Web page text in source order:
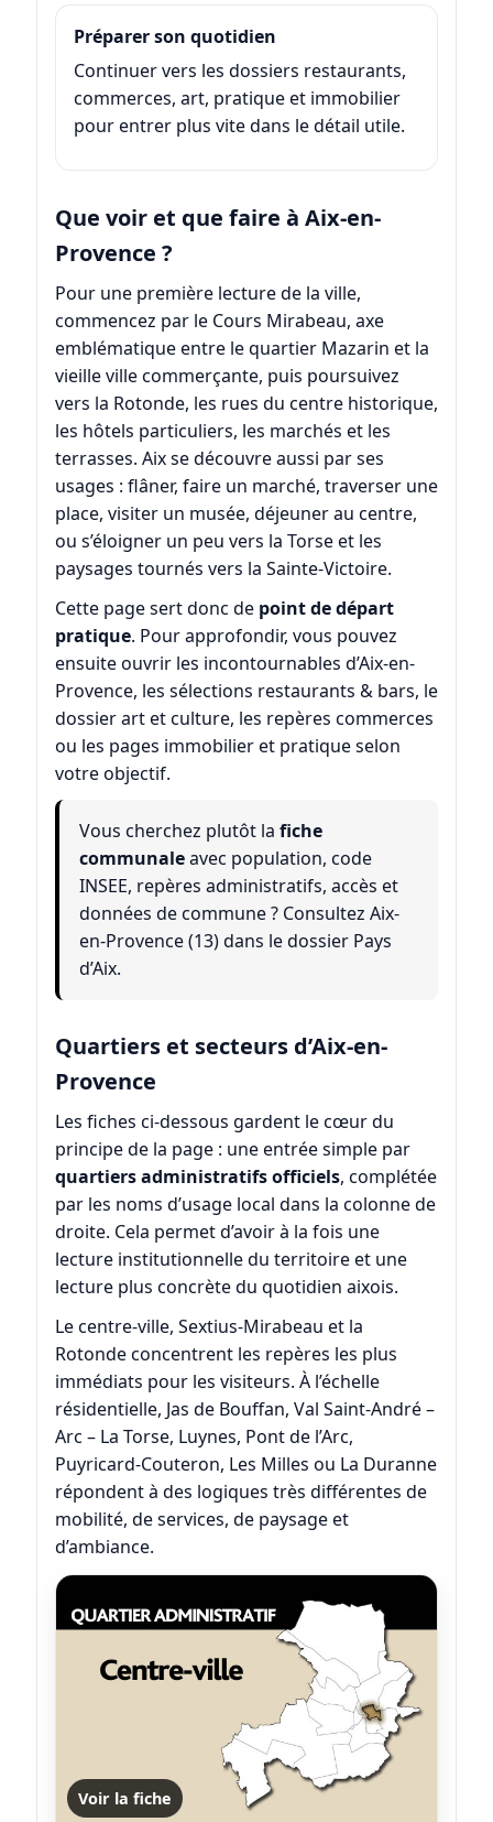
Préparer son quotidien
Continuer vers les dossiers restaurants,
commerces, art, pratique et immobilier
pour entrer plus vite dans le détail utile.
Que voir et que faire à Aix-en-
Provence ?
Pour une première lecture de la ville,
commencez par le Cours Mirabeau, axe
emblématique entre le quartier Mazarin et la
vieille ville commerçante, puis poursuivez
vers la Rotonde, les rues du centre historique,
les hôtels particuliers, les marchés et les
terrasses. Aix se découvre aussi par ses
usages : flâner, faire un marché, traverser une
place, visiter un musée, déjeuner au centre,
ou s’éloigner un peu vers la Torseet les
paysages tournés vers la Sainte-Victoire.
Cette page sert donc de point de départ
pratique. Pour approfondir, vous pouvez
ensuite ouvrir les incontournables d’Aix-en-
Provence, les sélections restaurants & bars, le
dossierart et culture, les repères commerces
ou les pages immobilieret pratiqueselon
votre objectif.
Vous cherchez plutôt la fiche
communaleavec population, code
INSEE, repères administratifs, accès et
données de commune ? Consultez Aix-
en-Provence (13)dans le dossier Pays
d’Aix.
Quartiers et secteurs d’Aix-en-
Provence
Les fiches ci-dessous gardent le cœur du
principe de la page : une entrée simple par
quartiers administratifs officiels, complétée
par les noms d’usage local dans la colonne de
droite. Cela permet d’avoir à la fois une
lecture institutionnelle du territoire et une
lecture plus concrète du quotidien aixois.
Le centre-ville, Sextius-Mirabeau et la
Rotonde concentrent les repères les plus
immédiats pour les visiteurs. À l’échelle
résidentielle, Jas de Bouffan, Val Saint-André –
Arc – La Torse, Luynes, Pont de l’Arc,
Puyricard-Couteron, Les Milles ou La Duranne
répondent à des logiques très différentes de
mobilité, de services, de paysage et
d’ambiance.
Voir la fiche